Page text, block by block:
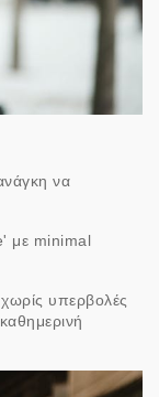
να
με minimal
υπερβολές